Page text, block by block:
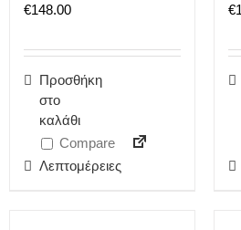
€148.00
Προσθήκη
στο
καλάθι
Compare
Λεπτομέρειες
€